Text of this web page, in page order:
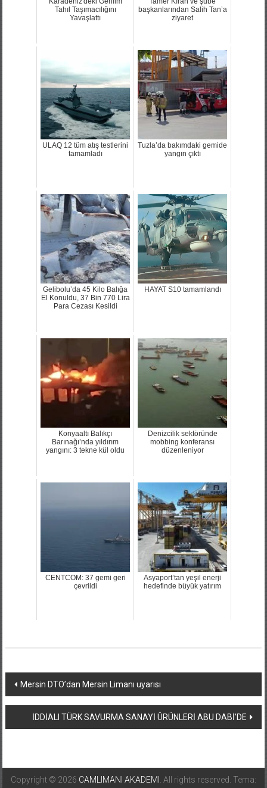
Tahıl Taşımacılığını
Yavaşlattı
başkanlarından Salih Tan’a
ziyaret
ULAQ 12 tüm atış testlerini
tamamladı
Tuzla’da bakımdaki gemide
yangın çıktı
Gelibolu’da 45 Kilo Balığa
El Konuldu, 37 Bin 770 Lira
Para Cezası Kesildi
HAYAT S10 tamamlandı
Konyaaltı Balıkçı
Barınağı’nda yıldırım
yangını: 3 tekne kül oldu
Denizcilik sektöründe
mobbing konferansı
düzenleniyor
CENTCOM: 37 gemi geri
çevrildi
Asyaport’tan yeşil enerji
hedefinde büyük yatırım
Yazı
dolaşımı
Mersin DTO’dan Mersin Limanı uyarısı
İDDİALI TÜRK SAVURMA SANAYİ ÜRÜNLERİ ABU DABİ’DE
Copyright © 2026 CAMLIMANI AKADEMI
. All rights reserved. Tema: